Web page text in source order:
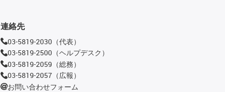
連絡先
03-5819-2030（代表）
03-5819-2500（ヘルプデスク）
03-5819-2059（総務）
03-5819-2057（広報）
お問い合わせフォーム